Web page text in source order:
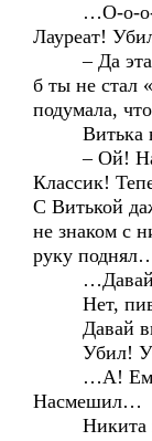
…О-о-о-й!
Лауреат!
– Да эта
б ты не стал
подумала,
Витька
– Ой!
Классик!
С Витькой
не знаком с
руку
…Давай с
Нет, пиво
Давай
Убил!
…А! Ему
Насмешил…
Никита